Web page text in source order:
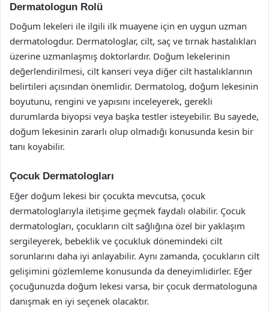
Dermatologun Rolü
Doğum lekeleri ile ilgili ilk muayene için en uygun uzman
dermatologdur. Dermatologlar, cilt, saç ve tırnak hastalıkları
üzerine uzmanlaşmış doktorlardır. Doğum lekelerinin
değerlendirilmesi, cilt kanseri veya diğer cilt hastalıklarının
belirtileri açısından önemlidir. Dermatolog, doğum lekesinin
boyutunu, rengini ve yapısını inceleyerek, gerekli
durumlarda biyopsi veya başka testler isteyebilir. Bu sayede,
doğum lekesinin zararlı olup olmadığı konusunda kesin bir
tanı koyabilir.
Çocuk Dermatologları
Eğer doğum lekesi bir çocukta mevcutsa, çocuk
dermatologlarıyla iletişime geçmek faydalı olabilir. Çocuk
dermatologları, çocukların cilt sağlığına özel bir yaklaşım
sergileyerek, bebeklik ve çocukluk dönemindeki cilt
sorunlarını daha iyi anlayabilir. Aynı zamanda, çocukların cilt
gelişimini gözlemleme konusunda da deneyimlidirler. Eğer
çocuğunuzda doğum lekesi varsa, bir çocuk dermatologuna
danışmak en iyi seçenek olacaktır.